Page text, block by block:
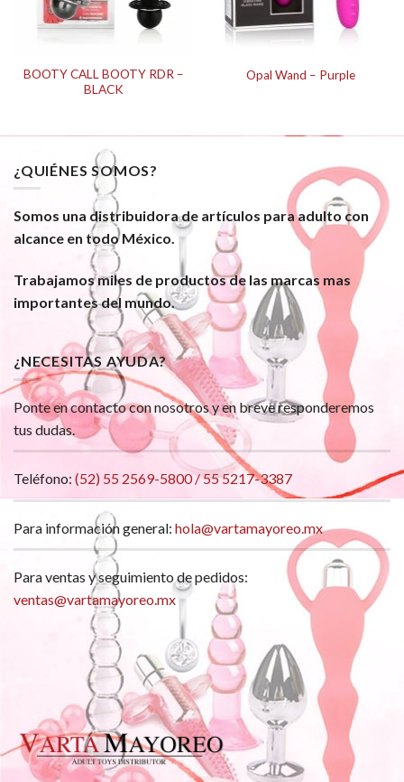
BOOTY CALL BOOTY RDR –
BLACK
Opal Wand – Purple
¿QUIÉNES SOMOS?
Somos una distribuidora de artículos para adulto con
alcance en todo México.
Trabajamos miles de productos de las marcas mas
importantes del mundo.
¿NECESITAS AYUDA?
Ponte en contacto con nosotros y en breve responderemos
tus dudas.
Teléfono: (52) 55 2569-5800 / 55 5217-3387
Para información general: hola@vartamayoreo.mx
Para ventas y seguimiento de pedidos:
ventas@vartamayoreo.mx